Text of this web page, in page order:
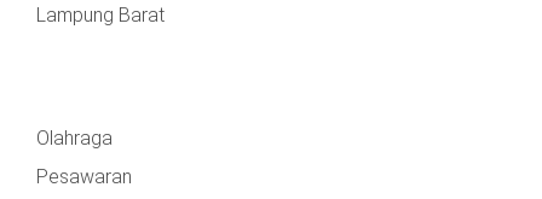
Lampung Barat
Olahraga
Pesawaran